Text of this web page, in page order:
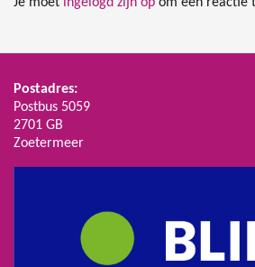
Postadres:
Postbus 5059
2701 GB
Zoetermeer